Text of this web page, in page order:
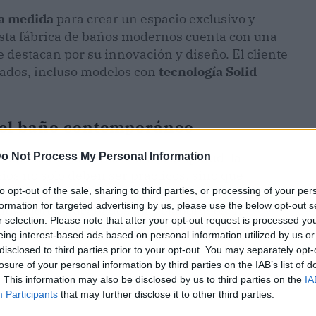
Not Process My Personal Information
opt-out of the sale, sharing to third parties, or processing of your
for targeted advertising by us, please use the below opt-out
selection. Please note that after your opt-out request is processed
interest-based ads based on personal information utilized by us
to third parties prior to your opt-out. You may separately
of your personal information by third parties on the IAB’s list of
This information may also be disclosed by us to third parties on the
Participants that may further disclose it to other third parties.
medida para crear un espacio exclusivo y
fábrica de baños modernos cuenta con una
por su innovación y diseño. El cliente
incluso modelos con tecnología Solid
baño contemporáneo
cuenta factores como la amplitud, la
no solo deben ser prácticos, sino que
Aunque el diseño minimalista sigue siendo
y acabados más elaborados. A
para aquellos que estén pensando en una